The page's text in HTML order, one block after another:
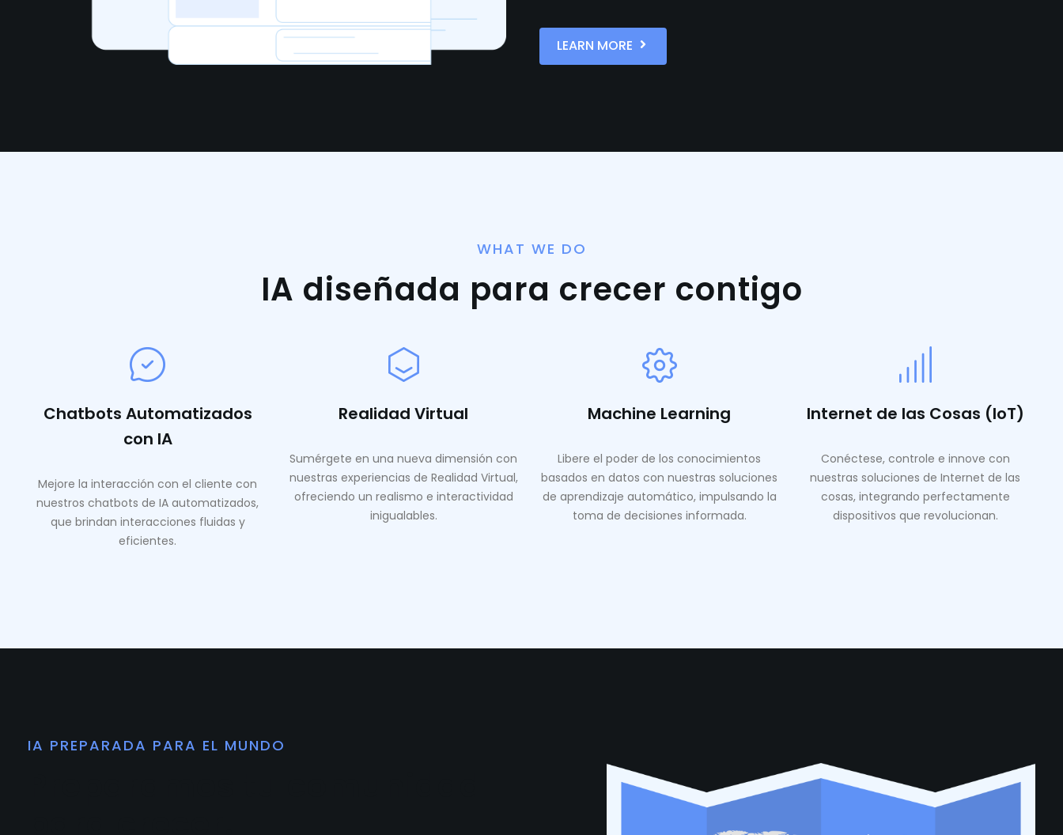
LEARN MORE
WHAT WE DO
IA diseñada para crecer contigo
Chatbots Automatizados
con IA
Mejore la interacción con el cliente con
nuestros chatbots de IA automatizados,
que brindan interacciones fluidas y
eficientes.
Realidad Virtual
Sumérgete en una nueva dimensión con
nuestras experiencias de Realidad Virtual,
ofreciendo un realismo e interactividad
inigualables.
Machine Learning
Libere el poder de los conocimientos
basados ​​en datos con nuestras soluciones
de aprendizaje automático, impulsando la
toma de decisiones informada.
Internet de las Cosas (IoT)
Conéctese, controle e innove con
nuestras soluciones de Internet de las
cosas, integrando perfectamente
dispositivos que revolucionan.
IA PREPARADA PARA EL MUNDO